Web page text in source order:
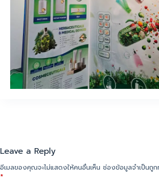
Leave a Reply
อีเมลของคุณจะไม่แสดงให้คนอื่นเห็น ช่องข้อมูลจำเป็นถูก
*